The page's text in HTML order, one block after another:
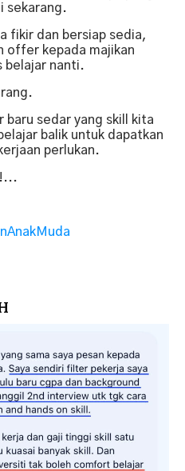
sekarang.
fikir dan bersiap sedia,
offer kepada majikan
belajar nanti.
baru sedar yang skill kita
balik untuk dapatkan
perlukan.